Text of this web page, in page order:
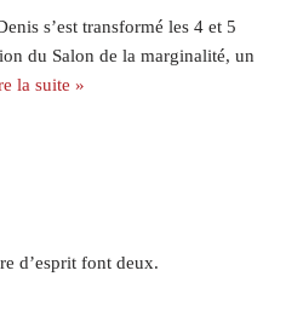
s’est transformé les 4 et 5
du Salon de la marginalité, un
la suite »
d’esprit font deux.